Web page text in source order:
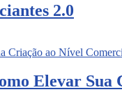
2.0
Elevar